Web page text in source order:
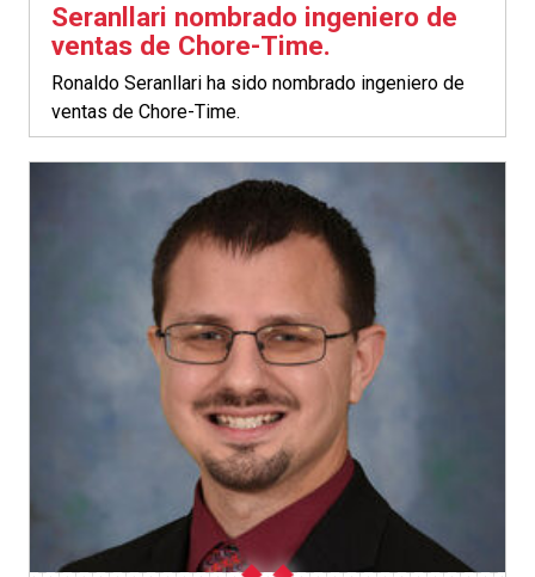
Seranllari nombrado ingeniero de
ventas de Chore-Time.
Ronaldo Seranllari ha sido nombrado ingeniero de
ventas de Chore-Time.